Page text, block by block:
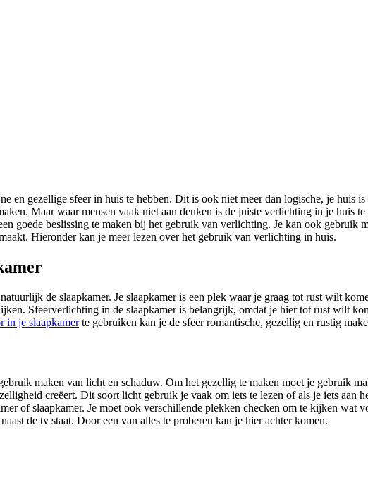
en gezellige sfeer in huis te hebben. Dit is ook niet meer dan logische, je huis
Maar waar mensen vaak niet aan denken is de juiste verlichting in je huis
goede beslissing te maken bij het gebruik van verlichting. Je kan ook gebruik
Hieronder kan je meer lezen over het gebruik van verlichting in huis.
de slaapkamer. Je slaapkamer is een plek waar je graag tot rust wilt
Sfeerverlichting in de slaapkamer is belangrijk, omdat je hier tot rust wilt
in je slaapkamerte gebruiken kan je de sfeer romantische, gezellig en rustig
maken van licht en schaduw. Om het gezellig te maken moet je gebruik
creëert. Dit soort licht gebruik je vaak om iets te lezen of als je iets
of slaapkamer. Je moet ook verschillende plekken checken om te kijken wat
de tv staat. Door een van alles te proberen kan je hier achter komen.